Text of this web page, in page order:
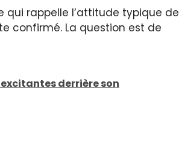
rappelle l’attitude typique de
confirmé. La question est de
derrière son